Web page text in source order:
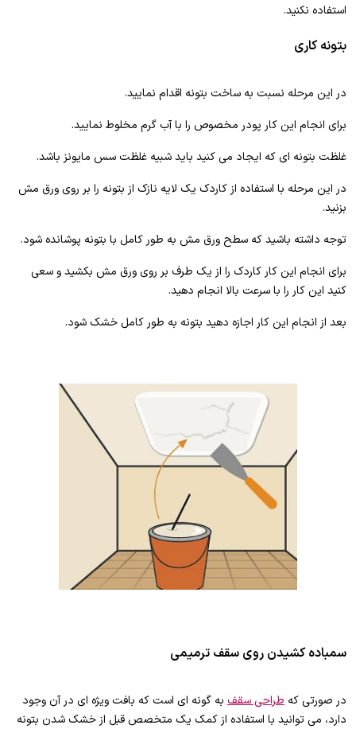
استفاده نکنید.
بتونه کاری
در این مرحله نسبت به ساخت بتونه اقدام نمایید.
برای انجام این کار پودر مخصوص را با آب گرم مخلوط نمایید.
غلظت بتونه ای که ایجاد می کنید باید شبیه غلظت سس مایونز باشد.
در این مرحله با استفاده از کاردک یک لایه نازک از بتونه را بر روی ورق مش
بزنید.
توجه داشته باشید که سطح ورق مش به طور کامل با بتونه پوشانده شود.
برای انجام این کار کاردک را از یک طرف بر روی ورق مش بکشید و سعی
کنید این کار را با سرعت بالا انجام دهید.
بعد از انجام این کار اجازه دهید بتونه به طور کامل خشک شود.
سمباده کشیدن روی سقف ترمیمی
در صورتی که طراحی سقف به گونه ای است که بافت ویژه ای در آن وجود
دارد، می توانید با استفاده از کمک یک متخصص قبل از خشک شدن بتونه